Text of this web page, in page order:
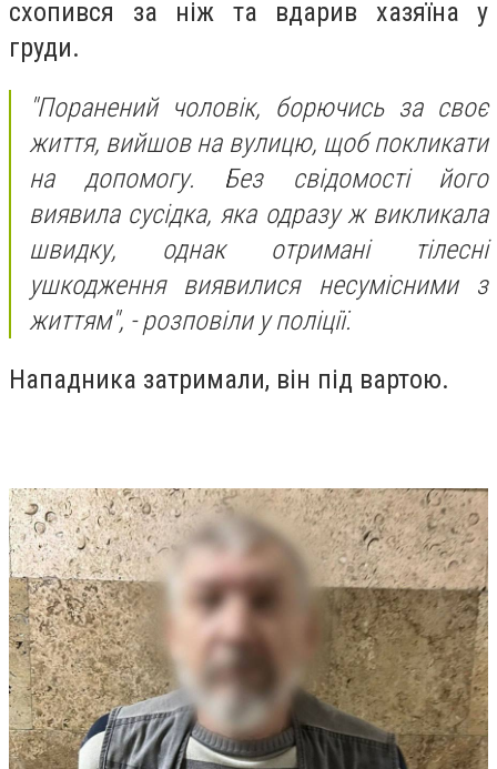
схопився за ніж та вдарив хазяїна у
груди.
"Поранений чоловік, борючись за своє
життя, вийшов на вулицю, щоб покликати
на допомогу. Без свідомості його
виявила сусідка, яка одразу ж викликала
швидку, однак отримані тілесні
ушкодження виявилися несумісними з
життям", - розповіли у поліції.
Нападника затримали, він під вартою.